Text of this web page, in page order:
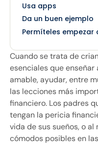
Usa apps
Da un buen ejemplo
Permíteles
Cuando se trata de
esenciales que
amable, ayudar, entre
las lecciones más
financiero. Los padres
tengan la pericia
vida de sus sueños, o
cómodos posibles en